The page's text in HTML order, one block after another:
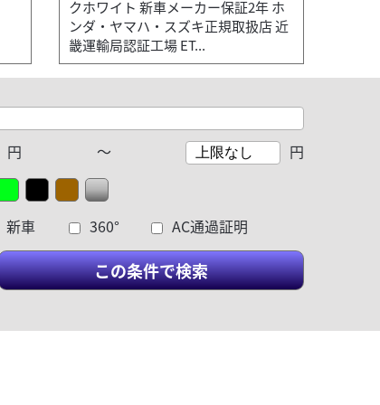
クホワイト 新車メーカー保証2年 ホ
ンダ・ヤマハ・スズキ正規取扱店 近
畿運輸局認証工場 ET...
円 ～ 円
新車 360° AC通過証明
この条件で検索